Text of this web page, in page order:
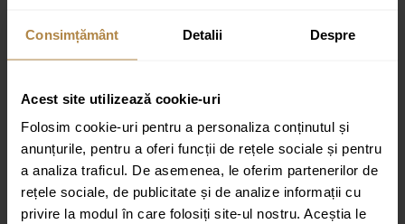
Consimțământ Detalii Despre
Acest site utilizează cookie-uri
Folosim cookie-uri pentru a personaliza conținutul și
anunțurile, pentru a oferi funcții de rețele sociale și pentru
a analiza traficul. De asemenea, le oferim partenerilor de
rețele sociale, de publicitate și de analize informații cu
privire la modul în care folosiți site-ul nostru. Aceștia le
Nu există recenzii până acum.
Fii primul care scrii o recenzie pentru „Lavoar pentru mobilier cu
formă dreptunghiulară, cu 2 găuri de baterie Brauer iChoice Bari alb
lucios”
Adresa ta de email nu va fi publicată. Câmpurile obligatorii sunt
marcate cu*